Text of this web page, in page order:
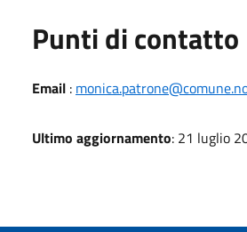
Punti di contatto
Email :
Ultimo aggiornamento: 21 luglio